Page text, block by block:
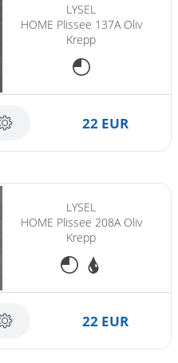
LYSEL
HOME Plissee 137A Oliv
Krepp
22 EUR
LYSEL
HOME Plissee 208A Oliv
Krepp
22 EUR